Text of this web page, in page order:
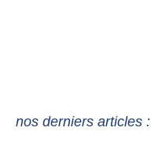
nos derniers articles :